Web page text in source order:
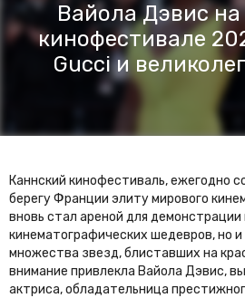
Вайола Дэвис
кинофестивале
Gucci и
Каннский кинофестиваль, ежегодно
берегу Франции элиту мирового
вновь стал ареной для демонстрации
кинематографических шедевров, но
множества звезд, блиставших на
внимание привлекла Вайола Дэвис,
актриса, обладательница